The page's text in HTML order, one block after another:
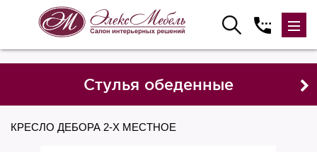
Стулья обеденные
КРЕСЛО ДЕБОРА 2-Х МЕСТНОЕ